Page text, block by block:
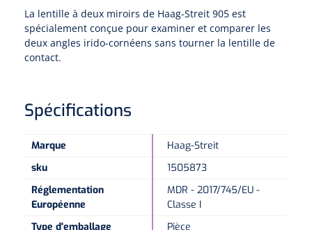
Pachimètres
Echo
Options
Lampe à fente
Microscopes spéculaires
La lentille à deux miroirs de Haag-Streit 905 est
spécialement conçue pour examiner et comparer les
deux angles irido-cornéens sans tourner la lentille de
contact.
Spécifications
Marque
Haag-Streit
sku
1505873
Réglementation
Européenne
MDR - 2017/745/EU -
Classe I
Type d'emballage
Pièce